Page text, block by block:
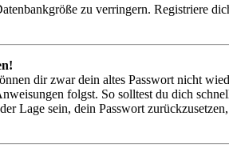
zu verringern. Registriere
dir zwar dein altes Passwort nicht
folgst. So solltest du dich
Lage sein, dein Passwort